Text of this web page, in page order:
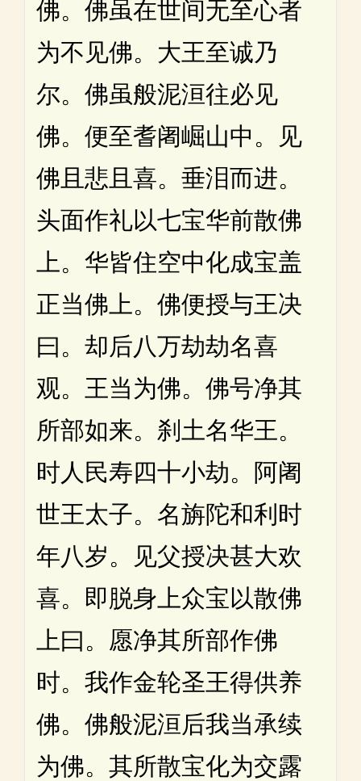
佛。佛虽在世间无至心者
为不见佛。大王至诚乃
尔。佛虽般泥洹往必见
佛。便至耆阇崛山中。见
佛且悲且喜。垂泪而进。
头面作礼以七宝华前散佛
上。华皆住空中化成宝盖
正当佛上。佛便授与王决
曰。却后八万劫劫名喜
观。王当为佛。佛号净其
所部如来。刹土名华王。
时人民寿四十小劫。阿阇
世王太子。名旃陀和利时
年八岁。见父授决甚大欢
喜。即脱身上众宝以散佛
上曰。愿净其所部作佛
时。我作金轮圣王得供养
佛。佛般泥洹后我当承续
为佛。其所散宝化为交露